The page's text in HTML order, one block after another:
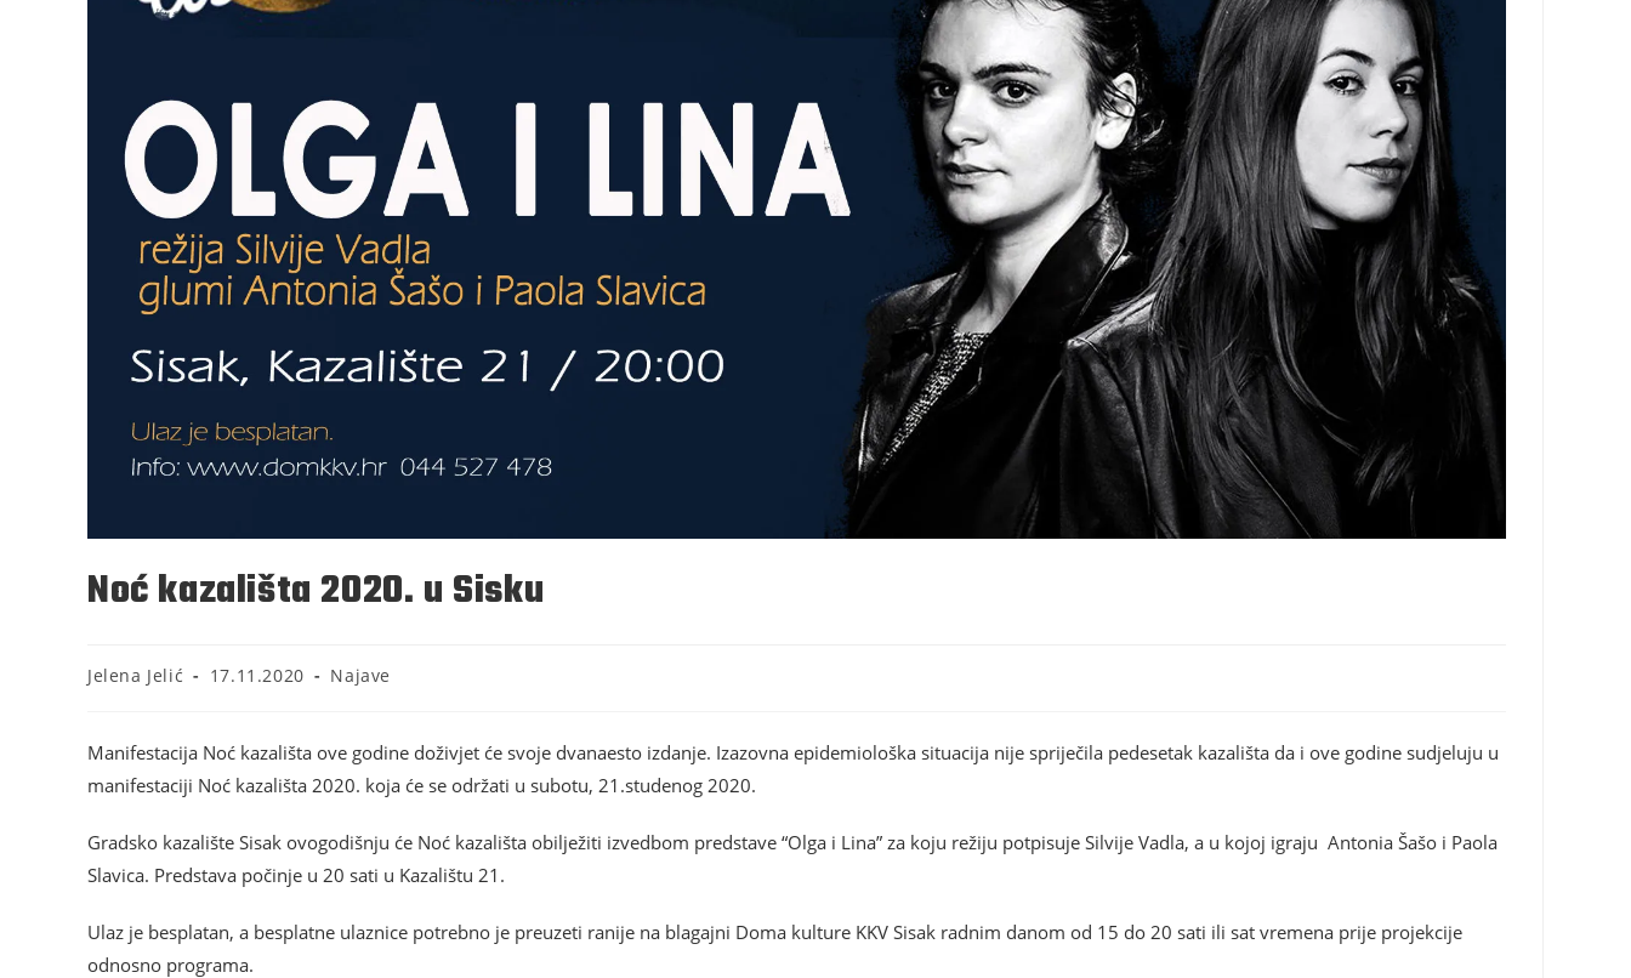
Noć kazališta 2020. u Sisku
Jelena Jelić 17.11.2020 Najave
Manifestacija Noć kazališta ove godine doživjet će svoje dvanaesto izdanje. Izazovna epidemiološka situacija nije spriječila pedesetak kazališta da i ove godine sudjeluju u
manifestaciji Noć kazališta 2020. koja će se održati u subotu, 21.studenog 2020.
Gradsko kazalište Sisak ovogodišnju će Noć kazališta obilježiti izvedbom predstave “Olga i Lina” za koju režiju potpisuje Silvije Vadla, a u kojoj igraju Antonia Šašo i Paola
Slavica. Predstava počinje u 20 sati u Kazalištu 21.
Ulaz je besplatan, a besplatne ulaznice potrebno je preuzeti ranije na blagajni Doma kulture KKV Sisak radnim danom od 15 do 20 sati ili sat vremena prije projekcije
odnosno programa.